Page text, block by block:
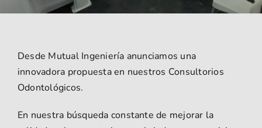
Beneficios
Asociate
Partners
Desde Mutual Ingeniería anunciamos una
innovadora propuesta en nuestros Consultorios
Odontológicos.
En nuestra búsqueda constante de mejorar la